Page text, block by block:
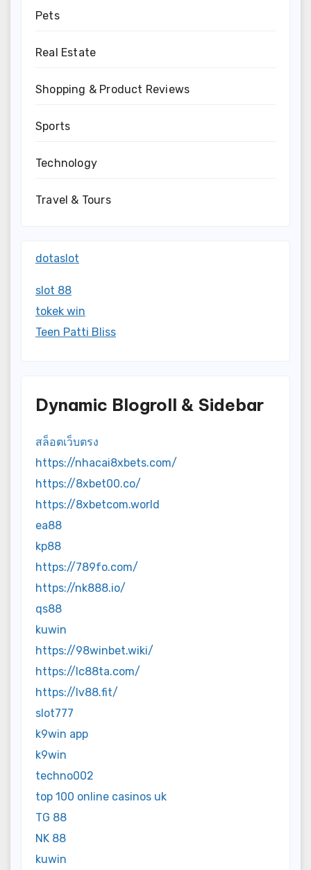
Pets
Real Estate
Shopping & Product Reviews
Sports
Technology
Travel & Tours
dotaslot
slot 88
tokek win
Teen Patti Bliss
Dynamic Blogroll & Sidebar
สล็อตเว็บตรง
https://nhacai8xbets.com/
https://8xbet00.co/
https://8xbetcom.world
ea88
kp88
https://789fo.com/
https://nk888.io/
qs88
kuwin
https://98winbet.wiki/
https://lc88ta.com/
https://lv88.fit/
slot777
k9win app
k9win
techno002
top 100 online casinos uk
TG 88
NK 88
kuwin